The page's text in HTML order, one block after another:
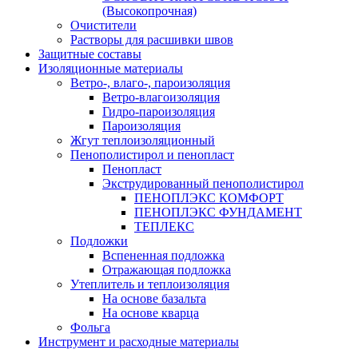
(Высокопрочная)
Очистители
Растворы для расшивки швов
Защитные составы
Изоляционные материалы
Ветро-, влаго-, пароизоляция
Ветро-влагоизоляция
Гидро-пароизоляция
Пароизоляция
Жгут теплоизоляционный
Пенополистирол и пенопласт
Пенопласт
Экструдированный пенополистирол
ПЕНОПЛЭКС КОМФОРТ
ПЕНОПЛЭКС ФУНДАМЕНТ
ТЕПЛЕКС
Подложки
Вспененная подложка
Отражающая подложка
Утеплитель и теплоизоляция
На основе базальта
На основе кварца
Фольга
Инструмент и расходные материалы